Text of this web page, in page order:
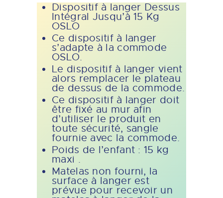
Dispositif à langer Dessus
Intégral Jusqu’à 15 Kg
OSLO
Ce dispositif à langer
s’adapte à la commode
OSLO.
Le dispositif à langer vient
alors remplacer le plateau
de dessus de la commode.
Ce dispositif à langer doit
être fixé au mur afin
d’utiliser le produit en
toute sécurité, sangle
fournie avec la commode.
Poids de l’enfant : 15 kg
maxi .
Matelas non fourni, la
surface à langer est
prévue pour recevoir un